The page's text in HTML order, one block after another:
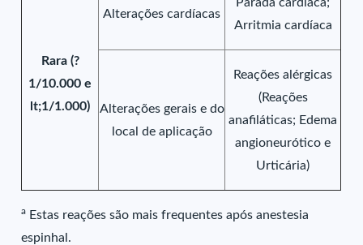
Rara (?
1/10.000 e
lt;1/1.000)
Alterações cardíacas
Arritmia cardíaca
Alterações gerais e do
local de aplicação
Reações alérgicas
(Reações
anafiláticas; Edema
angioneurótico e
Urticária)
a Estas reações são mais frequentes após anestesia
espinhal.